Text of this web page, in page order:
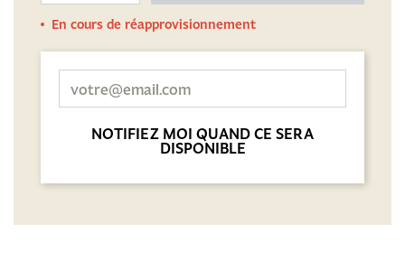
En cours de réapprovisionnement
NOTIFIEZ MOI QUAND CE SERA
DISPONIBLE